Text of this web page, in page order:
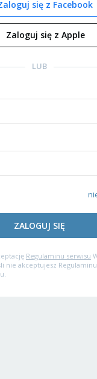
się z Facebook
Zaloguj się z Apple
LUB
ZALOGUJ SIĘ
Regulaminu serwisu
nie akceptujesz